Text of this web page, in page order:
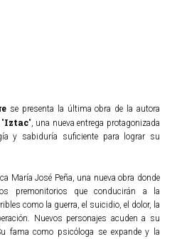
se presenta la última obra de la autora
Iztac", una nueva entrega protagonizada
y sabiduría suficiente para lograr su
María José Peña, una nueva obra donde
premonitorios que conducirán a la
como la guerra, el suicidio, el dolor, la
Nuevos personajes acuden a su
fama como psicóloga se expande y la